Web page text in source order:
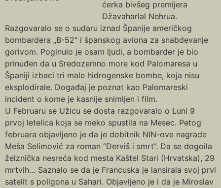
ćerka bivšeg premijera
Džavaharlal Nehrua.
Razgovaralo se o sudaru iznad Španije američkog
bombardera „B-52“ i španskog aviona za snabdevanje
gorivom. Poginulo je osam ljudi, a bombarder je bio
prinuđen da u Sredozemno more kod Palomaresa u
Španiji izbaci tri male hidrogenske bombe, koja nisu
eksplodirale. Događaj je poznat kao Palomareski
incident o kome je kasnije snimljen i film.
U Februaru se Užicu se dosta razgovaralo o Luni 9
prvoj letelica koja se meko spustila na Mesec. Petog
februara objavljeno je da je dobitnik NIN-ove nagrade
Meša Selimović za roman “Derviš i smrt”. Da se dogoila
želznička nesreća kod mesta Kaštel Stari (Hrvatska), 29
mrtvih… Saznalo se da je Francuska je lansirala svoj prvi
satelit s poligona u Sahari. Objavljeno je i da je Miroslav